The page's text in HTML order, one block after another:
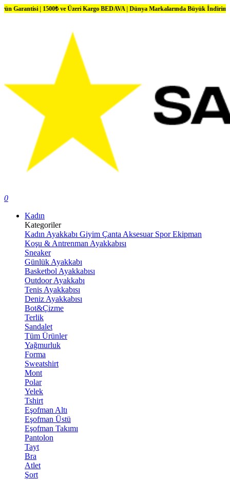
ve Üzeri Kargo BEDAVA | Dünya Markalarında Büyük İndirimler
0
Kadın
Kategoriler
Kadın Ayakkabı Giyim Çanta Aksesuar Spor Ekipman
Koşu & Antrenman Ayakkabısı
Sneaker
Günlük Ayakkabı
Basketbol Ayakkabısı
Outdoor Ayakkabı
Tenis Ayakkabısı
Deniz Ayakkabısı
Bot&Çizme
Terlik
Sandalet
Tüm Ürünler
Yağmurluk
Forma
Sweatshirt
Mont
Polar
Yelek
Tshirt
Eşofman Altı
Eşofman Üstü
Eşofman Takımı
Pantolon
Tayt
Bra
Atlet
Şort